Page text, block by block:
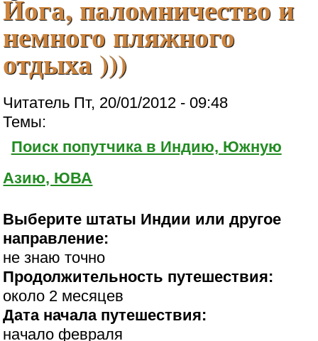
Йога, паломничество и
немного пляжного
отдыха )))
Читатель Пт, 20/01/2012 - 09:48
Темы:
Поиск попутчика в Индию, Южную
Азию, ЮВА
Выберите штаты Индии или другое
направление:
не знаю точно
Продолжительность путешествия:
около 2 месяцев
Дата начала путешествия:
начало февраля